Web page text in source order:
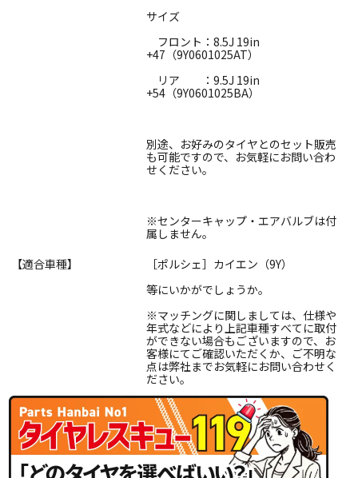
サイズ
フロント：8.5J 19in
+47（9Y0601025AT）
リア ：9.5J 19in
+54（9Y0601025BA）
別途、お好みのタイヤとのセット販売
も可能ですので、お気軽にお問い合わ
せください。
※センターキャップ・エアバルブは付
属しません。
【適合車種】
［ポルシェ］カイエン（9Y）
等にいかがでしょうか。
※マッチングに関しましては、仕様や
年式などにより上記車種すべてに取付
ができない場合もございますので、お
客様にてご確認いただくか、ご不明な
点は弊社までお気軽にお問い合わせく
ださい。